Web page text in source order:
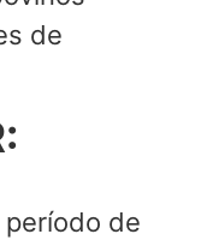
de
de